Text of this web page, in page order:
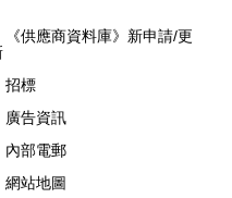
《供應商資料庫》新申請/更
招標
廣告資訊
內部電郵
網站地圖